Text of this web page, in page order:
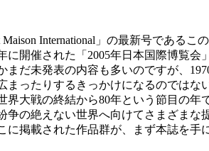
International」の最新号である
に開催された「2005年日本国際博覧
まだ未発表の内容も多いのですが、
まったりするきっかけになるのではな
界大戦の終結から80年という節目の
争の絶えない世界へ向けてさまざま
に掲載された作品群が、まず本誌を手